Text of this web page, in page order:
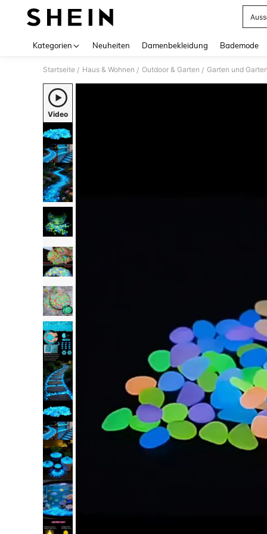
Kategorien Neuheiten Damenbekleidung Bademode
Startseite / Haus & Wohnen / Outdoor & Garten / Garten und
Video